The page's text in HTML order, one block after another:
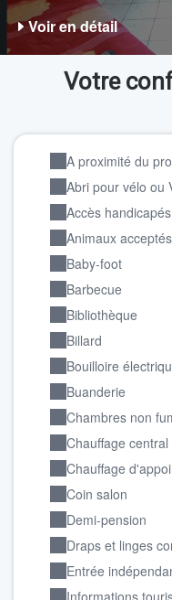
Voir en détail
Votre
A proximité du
Abri pour vélo ou
Accès handicapés
Animaux acceptés
Baby-foot
Barbecue
Bibliothèque
Billard
Bouilloire
Buanderie
Chambres non
Chauffage central
Chauffage
Coin salon
Demi-pension
Draps et linges
Entrée